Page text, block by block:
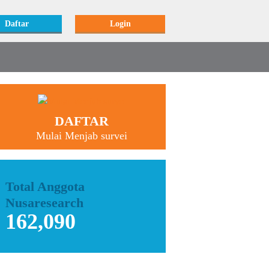
Daftar Login
DAFTAR
Mulai Menjab survei
Total Anggota
Nusaresearch
162,090